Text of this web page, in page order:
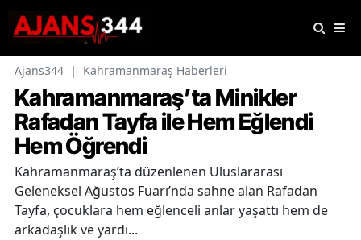
Ajans344 | Kahramanmaraş Haberleri
Kahramanmaraş’ta Minikler
Rafadan Tayfa ile Hem Eğlendi
Hem Öğrendi
Kahramanmaraş’ta düzenlenen Uluslararası
Geleneksel Ağustos Fuarı’nda sahne alan Rafadan
Tayfa, çocuklara hem eğlenceli anlar yaşattı hem de
arkadaşlık ve yardı...